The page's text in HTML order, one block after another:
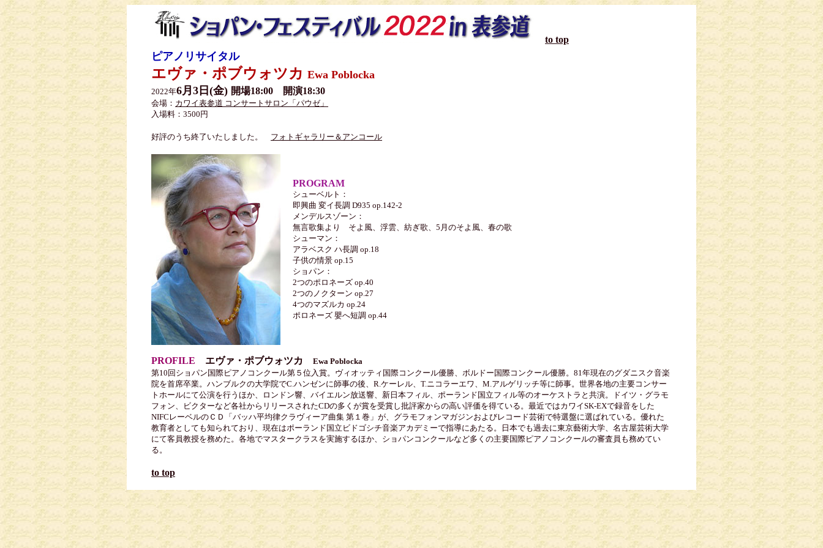
to top
ピアノリサイタル
エヴァ・ポブウォツカ Ewa Poblocka
2022年6月3日(金) 開場18:00 開演18:30
会場： カワイ表参道 コンサートサロン「パウゼ」
入場料：3500円
好評のうち終了いたしました。 フォトギャラリー＆アンコール
PROGRAM
シューベルト：
即興曲 変イ長調 D935 op.142-2
メンデルスゾーン：
無言歌集より そよ風、浮雲、紡ぎ歌、5月のそよ風、春の歌
シューマン：
アラベスク ハ長調 op.18
子供の情景 op.15
ショパン：
2つのポロネーズ op.40
2つのノクターン op.27
4つのマズルカ op.24
ポロネーズ 嬰へ短調 op.44
PROFILE エヴァ・ポブウォツカ
Ewa Poblocka
第10回ショパン国際ピアノコンクール第５位入賞。ヴィオッティ国際コンクール優勝、ボルドー国際コンクール優勝。81年現在のグダニスク音楽
院を首席卒業。ハンブルクの大学院でC.ハンゼンに師事の後、R.ケーレル、T.ニコラーエワ、M.アルゲリッチ等に師事。世界各地の主要コンサー
トホールにて公演を行うほか、ロンドン響、バイエルン放送響、新日本フィル、ポーランド国立フィル等のオーケストラと共演。ドイツ・グラモ
フォン、ビクターなど各社からリリースされたCDの多くが賞を受賞し批評家からの高い評価を得ている。最近ではカワイSK-EXで録音をした
NIFCレーベルのＣＤ「バッハ平均律クラヴィーア曲集 第１巻」が、グラモフォンマガジンおよびレコード芸術で特選盤に選ばれている。優れた
教育者としても知られており、現在はポーランド国立ビドゴシチ音楽アカデミーで指導にあたる。日本でも過去に東京藝術大学、名古屋芸術大学
にて客員教授を務めた。各地でマスタークラスを実施するほか、ショパンコンクールなど多くの主要国際ピアノコンクールの審査員も務めてい
る。
to top